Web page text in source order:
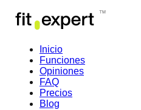
Inicio
Funciones
Opiniones
FAQ
Precios
Blog